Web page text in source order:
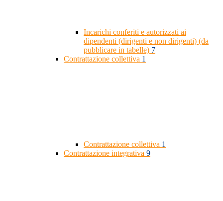
Incarichi conferiti e autorizzati ai
dipendenti (dirigenti e non dirigenti) (da
pubblicare in tabelle) 7
Contrattazione collettiva 1
Contrattazione collettiva 1
Contrattazione integrativa 9